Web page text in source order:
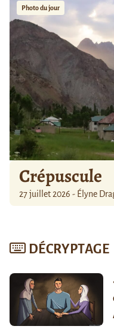
Photo du jour
Crépuscule
27 juillet 2026 - Élyne
DÉCRYPTAGE